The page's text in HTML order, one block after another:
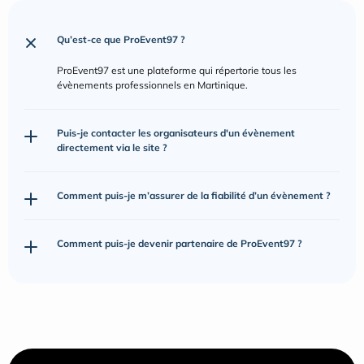
Qu’est-ce que ProEvent97 ?
ProEvent97 est une plateforme qui répertorie tous les
évènements professionnels en Martinique.
Puis-je contacter les organisateurs d'un évènement
directement via le site ?
Comment puis-je m’assurer de la fiabilité d’un évènement ?
Comment puis-je devenir partenaire de ProEvent97 ?